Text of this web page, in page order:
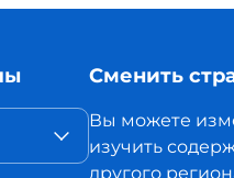
Сменить
Вы можете
изучить
другого